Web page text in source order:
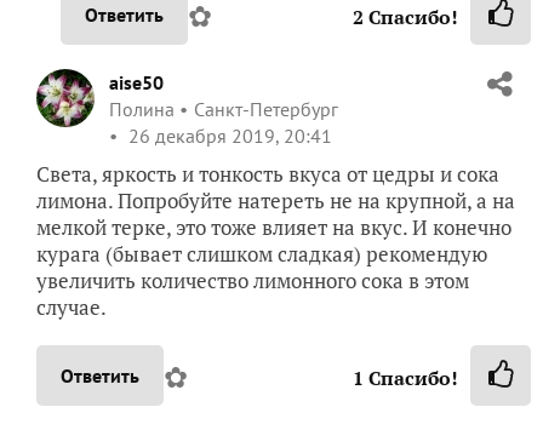
Ответить ✿ 2 Спасибо!
aise50
Полина
Санкт-Петербург
26 декабря 2019, 20:41
Света, яркость и тонкость вкуса от цедры и сока
лимона. Попробуйте натереть не на крупной, а на
мелкой терке, это тоже влияет на вкус. И конечно
курага (бывает слишком сладкая) рекомендую
увеличить количество лимонного сока в этом
случае.
Ответить ✿ 1 Спасибо!